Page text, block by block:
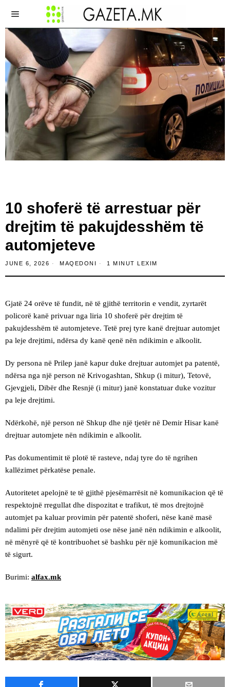
10 shoferë të arrestuar për
drejtim të pakujdesshëm të
automjeteve
JUNE 6, 2026 MAQEDONI 1 MINUT LEXIM
Gjatë 24 orëve të fundit, në të gjithë territorin e vendit, zyrtarët
policorë kanë privuar nga liria 10 shoferë për drejtim të
pakujdesshëm të automjeteve. Tetë prej tyre kanë drejtuar automjet
pa leje drejtimi, ndërsa dy kanë qenë nën ndikimin e alkoolit.
Dy persona në Prilep janë kapur duke drejtuar automjet pa patentë,
ndërsa nga një person në Krivogashtan, Shkup (i mitur), Tetovë,
Gjevgjeli, Dibër dhe Resnjë (i mitur) janë konstatuar duke vozitur
pa leje drejtimi.
Ndërkohë, një person në Shkup dhe një tjetër në Demir Hisar kanë
drejtuar automjete nën ndikimin e alkoolit.
Pas dokumentimit të plotë të rasteve, ndaj tyre do të ngrihen
kallëzimet përkatëse penale.
Autoritetet apelojnë te të gjithë pjesëmarrësit në komunikacion që të
respektojnë rregullat dhe dispozitat e trafikut, të mos drejtojnë
automjet pa kaluar provimin për patentë shoferi, nëse kanë masë
ndalimi për drejtim automjeti ose nëse janë nën ndikimin e alkoolit,
në mënyrë që të kontribuohet së bashku për një komunikacion më
të sigurt.
Burimi: alfax.mk